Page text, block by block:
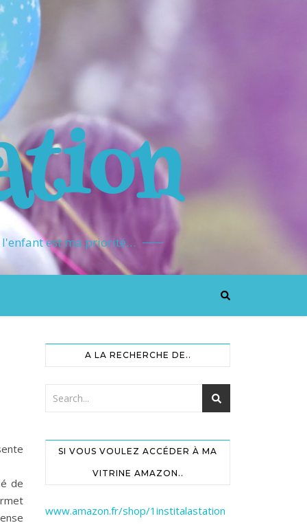
l'enfant est ma priorité…
de
A LA RECHERCHE DE..
SI VOUS VOULEZ ACCÉDER À MA
VITRINE AMAZON..
www.amazon.fr/shop/1institalastation